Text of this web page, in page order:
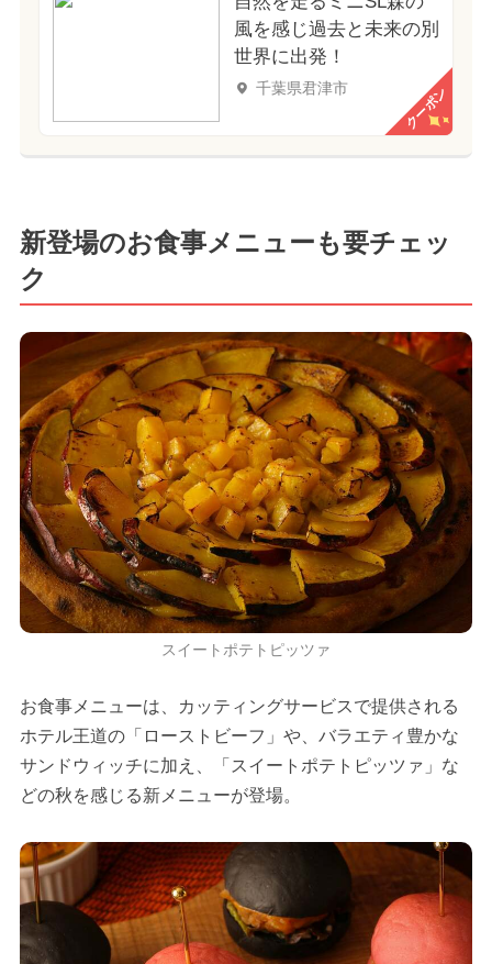
風を感じ過去と未来の別
世界に出発！
千葉県君津市 クーポン
新登場のお食事メニューも要チェッ
ク
スイートポテトピッツァ
お食事メニューは、カッティングサービスで提供される
ホテル王道の「ローストビーフ」や、バラエティ豊かな
サンドウィッチに加え、「スイートポテトピッツァ」な
どの秋を感じる新メニューが登場。